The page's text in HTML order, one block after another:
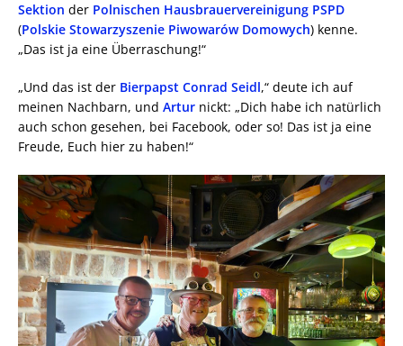
Sektion der Polnischen Hausbrauervereinigung PSPD
(Polskie Stowarzyszenie Piwowarów Domowych) kenne.
„Das ist ja eine Überraschung!“
„Und das ist der Bierpapst Conrad Seidl,“ deute ich auf
meinen Nachbarn, und Artur nickt: „Dich habe ich natürlich
auch schon gesehen, bei Facebook, oder so! Das ist ja eine
Freude, Euch hier zu haben!“